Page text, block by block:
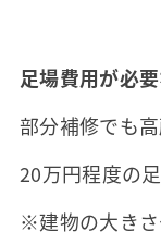
足場費用が必
部分補修でも
20万円程度の
※建物の大きさ